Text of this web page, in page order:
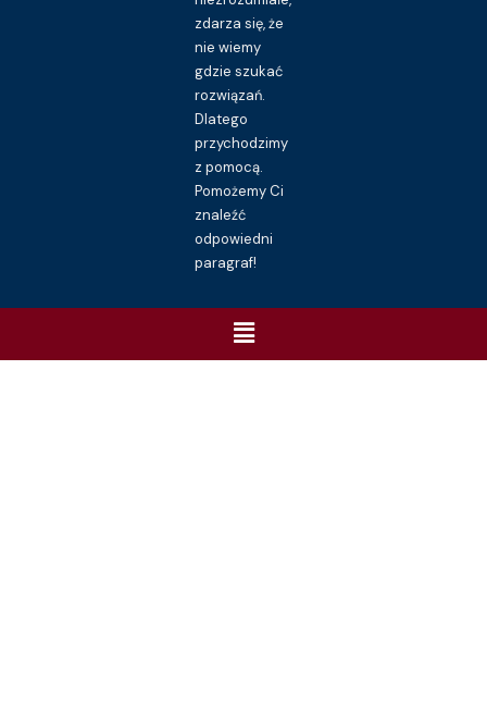
zdarza się, że
nie wiemy
gdzie szukać
rozwiązań.
Dlatego
przychodzimy
z pomocą.
Pomożemy Ci
znaleźć
odpowiedni
paragraf!
Menu